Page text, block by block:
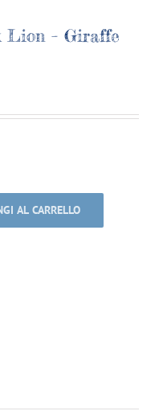
Lion – Giraffe
AL CARRELLO